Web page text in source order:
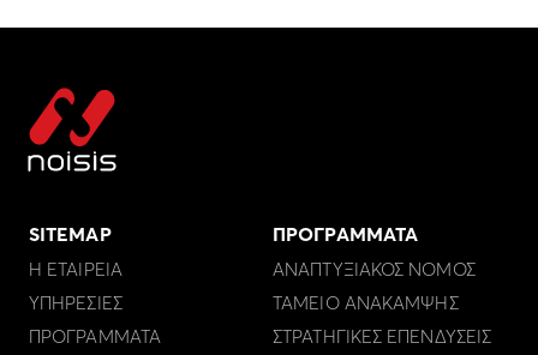
SITEMAP
Η ΕΤΑΙΡΕΙΑ
ΥΠΗΡΕΣΙΕΣ
ΠΡΟΓΡΑΜΜΑΤΑ
ΠΡΟΓΡΑΜΜΑΤΑ
ΑΝΑΠΤΥΞΙΑΚΟΣ ΝΟΜΟΣ
ΤΑΜΕΙΟ ΑΝΑΚΑΜΨΗΣ
ΣΤΡΑΤΗΓΙΚΕΣ ΕΠΕΝΔΥΣΕΙΣ